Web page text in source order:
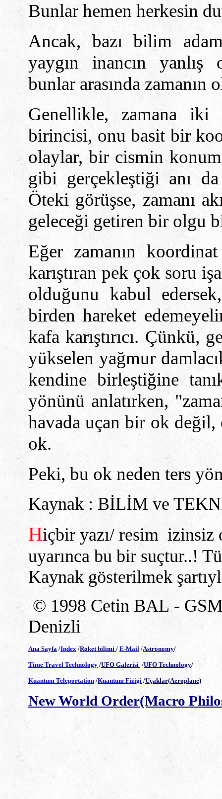
Bunlar hemen herkesin
Ancak, bazı bilim
yaygın inancın yanlış
bunlar arasında zamanın
Genellikle, zamana iki
birincisi, onu basit bir
olaylar, bir cismin
gibi gerçekleştiği anı da
Öteki görüşse, zamanı
geleceği getiren bir olgu
Eğer zamanın
karıştıran pek çok soru
olduğunu kabul
birden hareket
kafa karıştırıcı. Çünkü,
yükselen yağmur
kendine birleştiğine
yönünü anlatırken,
havada uçan bir ok
ok.
Peki, bu ok neden ters
Kaynak : BİLİM ve
Hiçbir yazı/ resim izinsiz
uyarınca bu bir suçtur..!
Kaynak gösterilmek
© 1998 Cetin BAL -
Denizli
Ana Sayfa /Index /Roket bilimi / E-Mail /Astronomy/
Time Travel Technology /UFO Galerisi /UFO Technology/
Kuantum Teleportation /Kuantum Fizigi /Uçaklar(Aeroplane)
New World Order(Macro